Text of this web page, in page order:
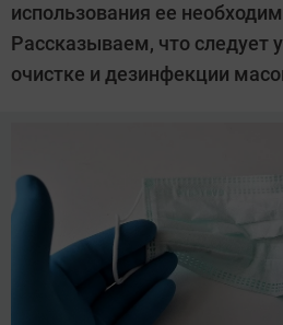
использования ее
Рассказываем, что следует
очистке и дезинфекции